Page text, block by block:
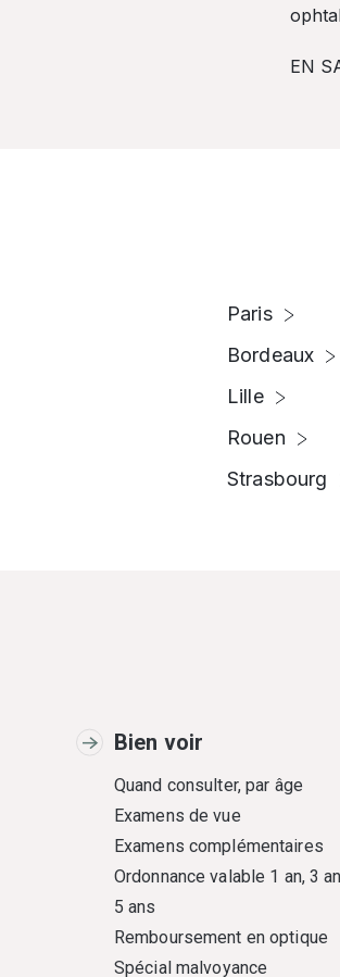
EN
Paris
Bordeaux
Lille
Rouen
Strasbourg
Bien voir
Quand consulter, par âge
Examens de vue
Examens complémentaires
Ordonnance valable 1 an, 3
5 ans
Remboursement en optique
Spécial malvoyance